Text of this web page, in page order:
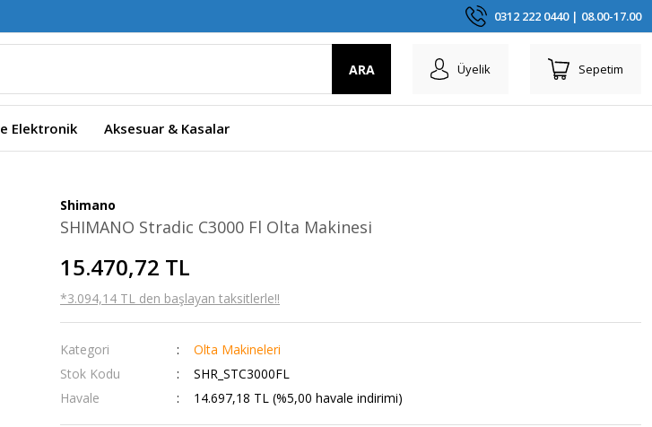
0312 222 0440 | 08.00-17.00
ARA Üyelik Sepetim
Elektronik Aksesuar & Kasalar
Shimano
SHIMANO Stradic C3000 Fl Olta Makinesi
15.470,72 TL
*3.094,14 TL den başlayan taksitlerle!!
Kategori
Olta Makineleri
Stok Kodu
SHR_STC3000FL
Havale
14.697,18 TL (%5,00 havale indirimi)